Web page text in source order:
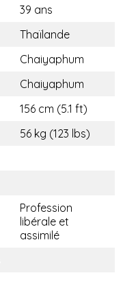
39 ans
Thaïlande
Chaiyaphum
Chaiyaphum
156 cm (5.1 ft)
56 kg (123 lbs)
Profession
libérale et
assimilé